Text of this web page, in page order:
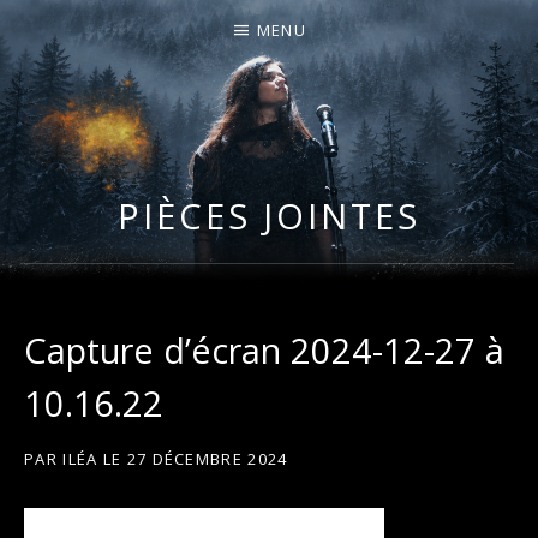
I
L
É
A
LA PLUS CELTIQUE DES AUVERGNATES !
MENU
PIÈCES JOINTES
Capture d’écran 2024-12-27 à
10.16.22
PARILÉA LE 27 DÉCEMBRE 2024